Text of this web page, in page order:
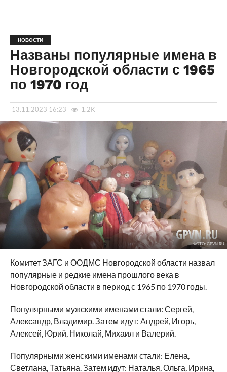
НОВОСТИ
Названы популярные имена в
Новгородской области с 1965
по 1970 год
13.11.2023 16:23 1.2K
ФОТО: GPVN.RU
Комитет ЗАГС и ООДМС Новгородской области назвал
популярные и редкие имена прошлого века в
Новгородской области в период с 1965 по 1970 годы.
Популярными мужскими именами стали: Сергей,
Александр, Владимир. Затем идут: Андрей, Игорь,
Алексей, Юрий, Николай, Михаил и Валерий.
Популярными женскими именами стали: Елена,
Светлана, Татьяна. Затем идут: Наталья, Ольга, Ирина,